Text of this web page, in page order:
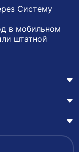
Систему
в мобильном
штатной